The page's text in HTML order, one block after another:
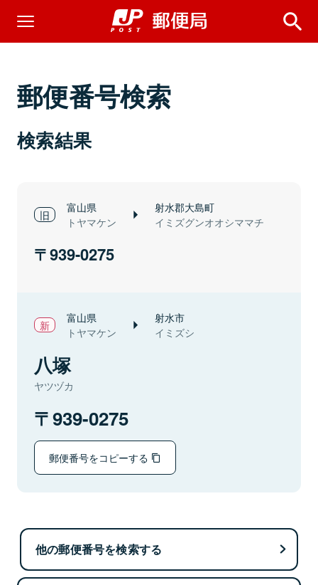
郵便番号検索
検索結果
富山県
トヤマケン
射水郡大島町
イミズグンオオシママチ
939-0275
富山県
トヤマケン
射水市
イミズシ
八塚
ヤツヅカ
939-0275
郵便番号をコピーする
他の郵便番号を検索する